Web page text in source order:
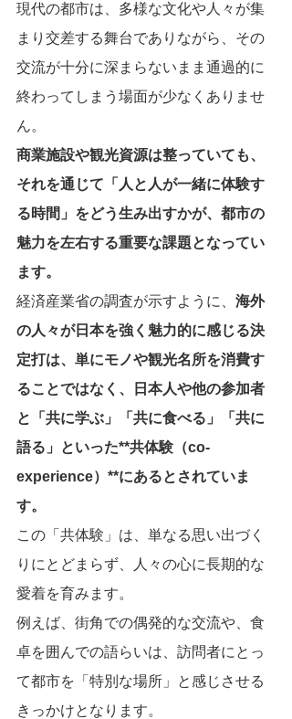
現代の都市は、多様な文化や人々が集
まり交差する舞台でありながら、その
交流が十分に深まらないまま通過的に
終わってしまう場面が少なくありませ
ん。
商業施設や観光資源は整っていても、
それを通じて「人と人が一緒に体験す
る時間」をどう生み出すかが、都市の
魅力を左右する重要な課題となってい
ます。
経済産業省の調査が示すように、 海外
の人々が日本を強く魅力的に感じる決
定打は、単にモノや観光名所を消費す
ることではなく、日本人や他の参加者
と「共に学ぶ」「共に食べる」「共に
語る」といった**共体験（co-
experience）**にあるとされていま
す。
この「共体験」は、単なる思い出づく
りにとどまらず、人々の心に長期的な
愛着を育みます。
例えば、街角での偶発的な交流や、食
卓を囲んでの語らいは、訪問者にとっ
て都市を「特別な場所」と感じさせる
きっかけとなります。